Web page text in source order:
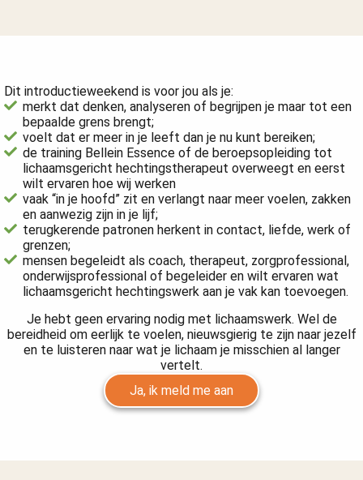
Dit introductieweekend is voor jou als je:
merkt dat denken, analyseren of begrijpen je maar tot een
bepaalde grens brengt;
voelt dat er meer in je leeft dan je nu kunt bereiken;
de training Bellein Essence of de beroepsopleiding tot
lichaamsgericht hechtingstherapeut overweegt en eerst
wilt ervaren hoe wij werken
vaak “in je hoofd” zit en verlangt naar meer voelen, zakken
en aanwezig zijn in je lijf;
terugkerende patronen herkent in contact, liefde, werk of
grenzen;
mensen begeleidt als coach, therapeut, zorgprofessional,
onderwijsprofessional of begeleider en wilt ervaren wat
lichaamsgericht hechtingswerk aan je vak kan toevoegen.
Je hebt geen ervaring nodig met lichaamswerk. Wel de
bereidheid om eerlijk te voelen, nieuwsgierig te zijn naar jezelf
en te luisteren naar wat je lichaam je misschien al langer
vertelt.
Ja, ik meld me aan